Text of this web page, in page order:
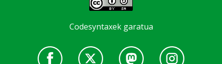
Codesyntaxek garatua